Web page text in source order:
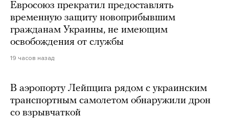
Евросоюз прекратил предоставлять
временную защиту новоприбывшим
гражданам Украины, не имеющим
освобождения от службы
19 часов назад
В аэропорту Лейпцига рядом с украинским
транспортным самолетом обнаружили дрон
со взрывчаткой